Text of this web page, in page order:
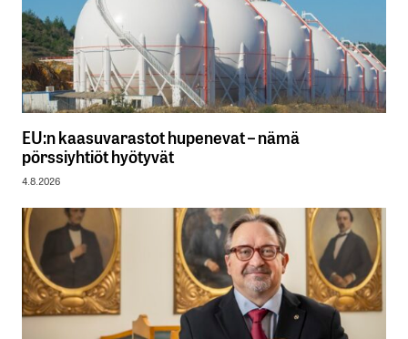
EU:n kaasuvarastot hupenevat – nämä
pörssiyhtiöt hyötyvät
4.8.2026